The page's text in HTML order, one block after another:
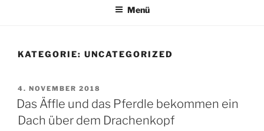
Menü
KATEGORIE: UNCATEGORIZED
VERÖFFENTLICHT
AM
4. NOVEMBER 2018
Das Äffle und das Pferdle bekommen ein
Dach über dem Drachenkopf